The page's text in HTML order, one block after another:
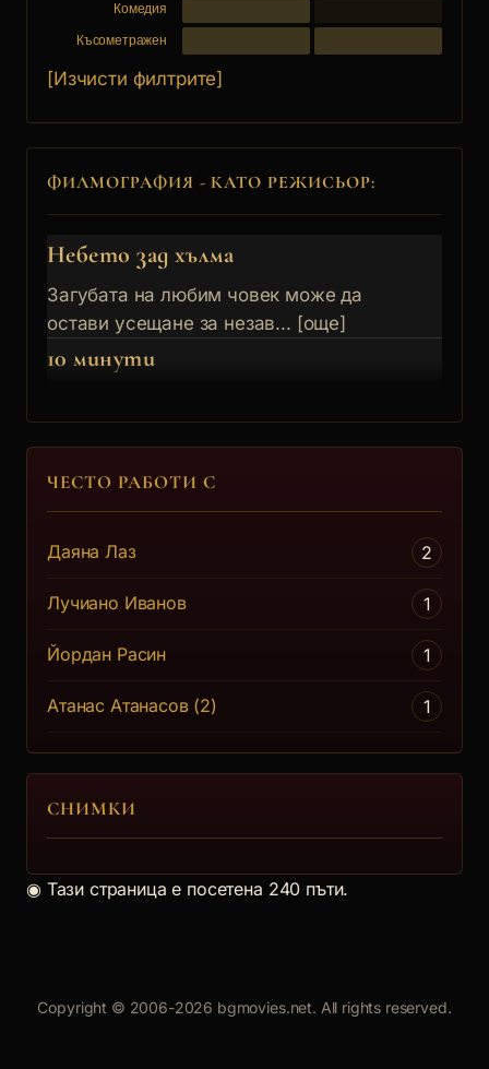
Комедия
Късометражен
[Изчисти филтрите]
ФИЛМОГРАФИЯ - КАТО РЕЖИСЬОР:
Небето зад хълма
Загубата на любим човек може да
остави усещане за незав... [още]
10 минути
ЧЕСТО РАБОТИ С
Даяна Лаз 2
Лучиано Иванов 1
Йордан Расин 1
Атанас Атанасов (2) 1
СНИМКИ
◉ Тази страница е посетена 240 пъти.
Copyright © 2006-2026 bgmovies.net. All rights reserved.